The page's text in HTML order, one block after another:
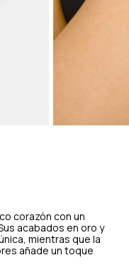
corazón con un
acabados en oro y
mientras que la
añade un toque